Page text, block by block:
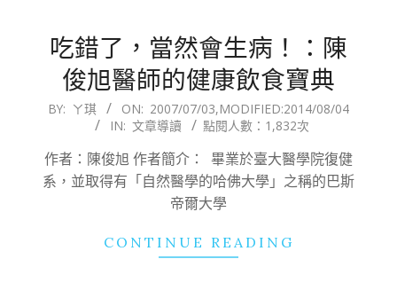
吃錯了，當然會生病！：陳
俊旭醫師的健康飲食寶典
2007-
03
BY: ㄚ琪 ON: 2007/07/03,MODIFIED:2014/08/04
IN: 文章導讀 點閱人數：1,832次
作者：陳俊旭 作者簡介： 畢業於臺大醫學院復健
系，並取得有「自然醫學的哈佛大學」之稱的巴斯
帝爾大學
CONTINUE READING